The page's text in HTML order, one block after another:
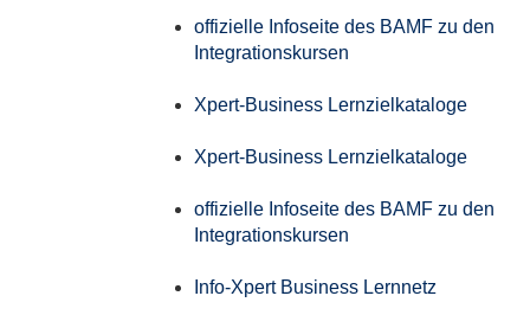
offizielle Infoseite des BAMF zu den
Integrationskursen
Xpert-Business Lernzielkataloge
Xpert-Business Lernzielkataloge
offizielle Infoseite des BAMF zu den
Integrationskursen
Info-Xpert Business Lernnetz